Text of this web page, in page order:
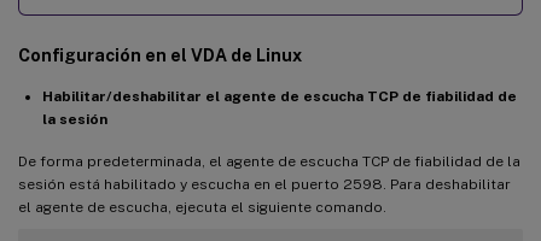
Configuración en el VDA de Linux
Habilitar/deshabilitar el agente de escucha TCP de fiabilidad de
la sesión
De forma predeterminada, el agente de escucha TCP de fiabilidad de la
sesión está habilitado y escucha en el puerto 2598. Para deshabilitar
el agente de escucha, ejecuta el siguiente comando.